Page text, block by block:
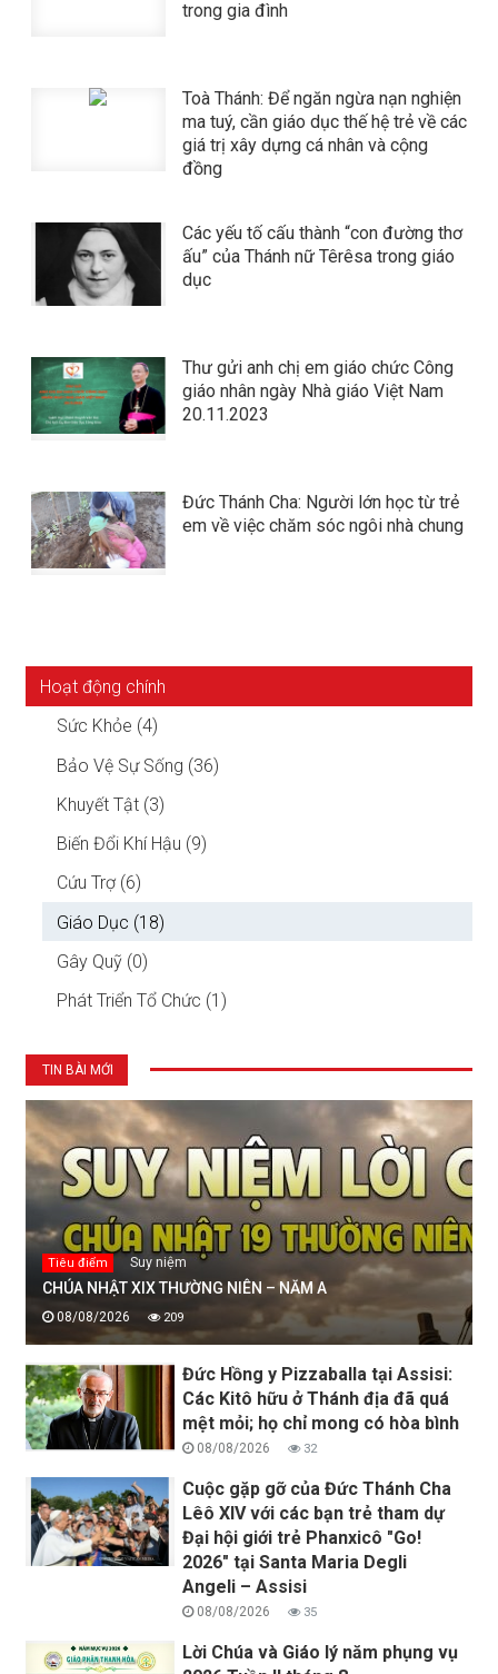
trong gia đình
Toà Thánh: Để ngăn ngừa nạn nghiện
ma tuý, cần giáo dục thế hệ trẻ về các
giá trị xây dựng cá nhân và cộng
đồng
Các yếu tố cấu thành “con đường thơ
ấu” của Thánh nữ Têrêsa trong giáo
dục
Thư gửi anh chị em giáo chức Công
giáo nhân ngày Nhà giáo Việt Nam
20.11.2023
Đức Thánh Cha: Người lớn học từ trẻ
em về việc chăm sóc ngôi nhà chung
Hoạt động chính
Sức Khỏe (4)
Bảo Vệ Sự Sống (36)
Khuyết Tật (3)
Biến Đổi Khí Hậu (9)
Cứu Trợ (6)
Giáo Dục (18)
Gây Quỹ (0)
Phát Triển Tổ Chức (1)
TIN BÀI MỚI
Tiêu điểm Suy niệm
CHÚA NHẬT XIX THƯỜNG NIÊN – NĂM A
08/08/2026 209
Đức Hồng y Pizzaballa tại Assisi:
Các Kitô hữu ở Thánh địa đã quá
mệt mỏi; họ chỉ mong có hòa bình
08/08/2026 32
Cuộc gặp gỡ của Đức Thánh Cha
Lêô XIV với các bạn trẻ tham dự
Đại hội giới trẻ Phanxicô "Go!
2026" tại Santa Maria Degli
Angeli – Assisi
08/08/2026 35
Lời Chúa và Giáo lý năm phụng vụ